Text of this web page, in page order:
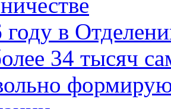
году в
34 тысяч